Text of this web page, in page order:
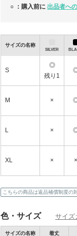
＼タイムセール開催
○ ：購入前に 出品者へ
サイズの名称
SILVER
S
◎
残り1
M ×
L ×
XL × ×
こちらの商品は返品補償制度の
色・サイズ サイズ
サイズの名称 着丈